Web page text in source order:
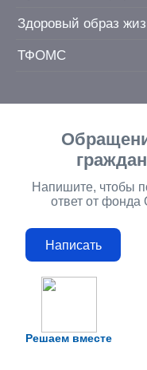
Здоровый образ
ТФОМС
Решаем вместе
граждан
Напишите, чтобы
ответ от
Написать